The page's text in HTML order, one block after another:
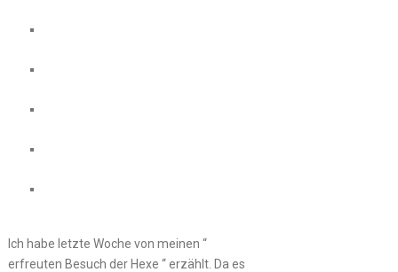
Ich habe letzte Woche von meinen “
erfreuten Besuch der Hexe “ erzählt. Da es